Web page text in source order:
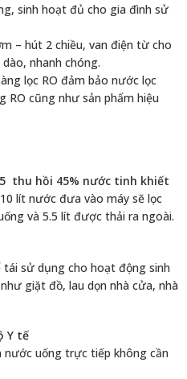
sinh hoạt đủ cho gia đình sử
– hút 2 chiều, van điện từ cho
nhanh chóng.
lọc RO đảm bảo nước lọc
RO cũng như sản phẩm hiệu
thu hồi 45% nước tinh khiết
lít nước đưa vào máy sẽ lọc
và 5.5 lít được thải ra ngoài.
sử dụng cho hoạt động sinh
giặt đồ, lau dọn nhà cửa, nhà
Y tế
nước uống trực tiếp không cần